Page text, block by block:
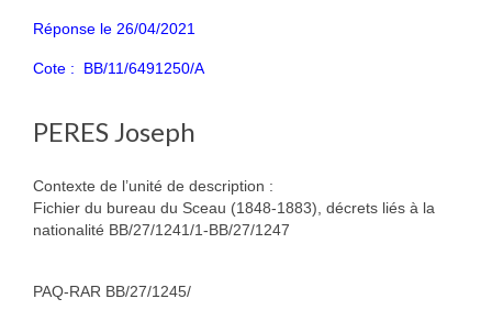
Réponse le 26/04/2021
Cote : BB/11/6491250/A
PERES Joseph
Contexte de l’unité de description :
Fichier du bureau du Sceau (1848-1883), décrets liés à la
nationalité BB/27/1241/1-BB/27/1247
PAQ-RAR BB/27/1245/